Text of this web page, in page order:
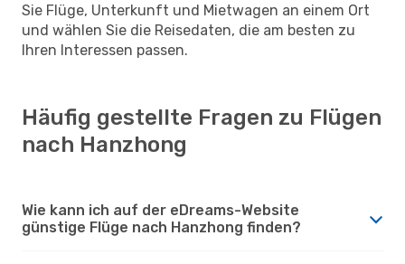
Sie Flüge, Unterkunft und Mietwagen an einem Ort
und wählen Sie die Reisedaten, die am besten zu
Ihren Interessen passen.
Häufig gestellte Fragen zu Flügen
nach Hanzhong
Wie kann ich auf der eDreams-Website
günstige Flüge nach Hanzhong finden?